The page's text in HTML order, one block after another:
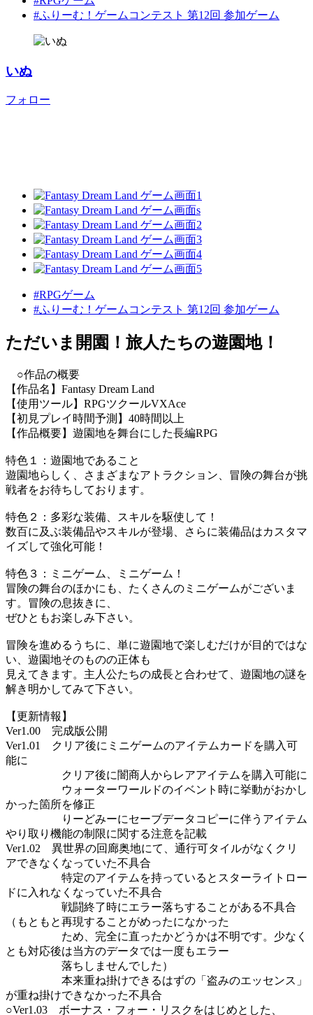
#ふりーむ！ゲームコンテスト 第12回 参加ゲーム
いぬ
フォロー
#RPGゲーム
#ふりーむ！ゲームコンテスト 第12回 参加ゲーム
ただいま開園！旅人たちの遊園地！
○作品の概要
【作品名】Fantasy Dream Land
【使用ツール】RPGツクールVXAce
【初見プレイ時間予測】40時間以上
【作品概要】遊園地を舞台にした長編RPG
特色１：遊園地であること
遊園地らしく、さまざまなアトラクション、冒険の舞台が挑
戦者をお待ちしております。
特色２：多彩な装備、スキルを駆使して！
数百に及ぶ装備品やスキルが登場、さらに装備品はカスタマ
イズして強化可能！
特色３：ミニゲーム、ミニゲーム！
冒険の舞台のほかにも、たくさんのミニゲームがございま
す。冒険の息抜きに、
ぜひともお楽しみ下さい。
冒険を進めるうちに、単に遊園地で楽しむだけが目的ではな
い、遊園地そのものの正体も
見えてきます。主人公たちの成長と合わせて、遊園地の謎を
解き明かしてみて下さい。
【更新情報】
Ver1.00 完成版公開
Ver1.01 クリア後にミニゲームのアイテムカードを購入可
能に
クリア後に闇商人からレアアイテムを購入可能に
ウォーターワールドのイベント時に挙動がおかし
かった箇所を修正
りーどみーにセーブデータコピーに伴うアイテム
やり取り機能の制限に関する注意を記載
Ver1.02 異世界の回廊奥地にて、通行可タイルがなくクリ
アできなくなっていた不具合
特定のアイテムを持っているとスターライトロー
ドに入れなくなっていた不具合
戦闘終了時にエラー落ちすることがある不具合
（もともと再現することがめったになかった
ため、完全に直ったかどうかは不明です。少なく
とも対応後は当方のデータでは一度もエラー
落ちしませんでした）
本来重ね掛けできるはずの「盗みのエッセンス」
が重ね掛けできなかった不具合
○Ver1.03 ボーナス・フォー・リスクをはじめとした、